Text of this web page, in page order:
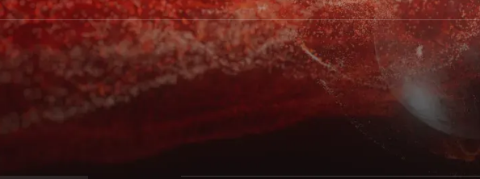
Разрешение
споров
Инкорпорация
Специальные
Публикации в СМИ
Полезные материалы